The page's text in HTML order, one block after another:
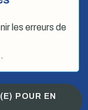
les erreurs de
POUR EN